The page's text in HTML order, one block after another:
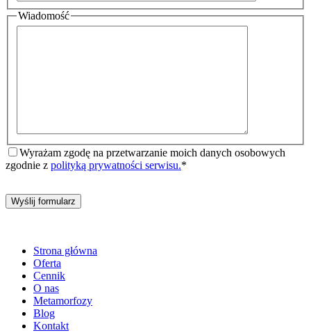
Wiadomość
Wyrażam zgodę na przetwarzanie moich danych osobowych
zgodnie z polityką prywatności serwisu.*
Wyślij formularz
Strona główna
Oferta
Cennik
O nas
Metamorfozy
Blog
Kontakt